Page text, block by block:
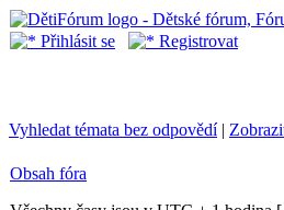
Přihlásit se Registrovat
Vyhledat témata bez odpovědí|
Obsah fóra